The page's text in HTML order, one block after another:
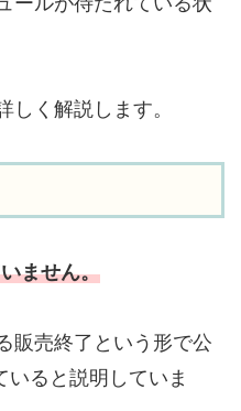
く解説します。
ません。
販売終了という形で公
ると説明していま